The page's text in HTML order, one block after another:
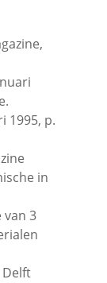
1995, p.
in
van 3
Delft